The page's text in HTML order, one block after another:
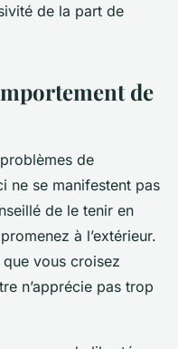
de la part de
de
de
ne se manifestent pas
de le tenir en
à l’extérieur.
vous croisez
n’apprécie pas trop